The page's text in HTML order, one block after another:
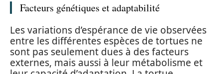
Facteurs génétiques et adaptabilité
Les variations d’espérance de vie observées
entre les différentes espèces de tortues ne
sont pas seulement dues à des facteurs
externes, mais aussi à leur métabolisme et